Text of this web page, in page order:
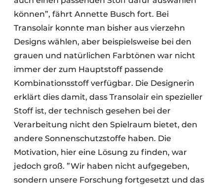
können”, fährt Annette Busch fort. Bei
Transolair konnte man bisher aus vierzehn
Designs wählen, aber beispielsweise bei den
grauen und natürlichen Farbtönen war nicht
immer der zum Hauptstoff passende
Kombinationsstoff verfügbar. Die Designerin
erklärt dies damit, dass Transolair ein spezieller
Stoff ist, der technisch gesehen bei der
Verarbeitung nicht den Spielraum bietet, den
andere Sonnenschutzstoffe haben. Die
Motivation, hier eine Lösung zu finden, war
jedoch groß. ”Wir haben nicht aufgegeben,
sondern unsere Forschung fortgesetzt und das